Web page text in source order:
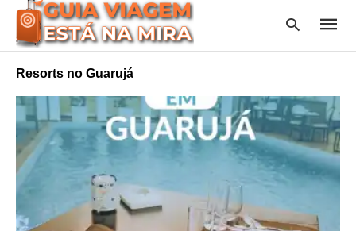
Type
your
search
query
and
Resorts no Guarujá